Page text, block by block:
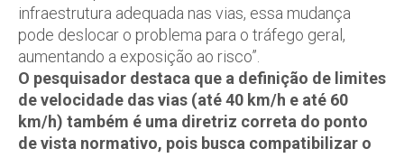
infraestrutura adequada nas vias, essa mudança
pode deslocar o problema para o tráfego geral,
aumentando a exposição ao risco”.
O pesquisador destaca que a definição de limites
de velocidade das vias (até 40 km/h e até 60
km/h) também é uma diretriz correta do ponto
de vista normativo, pois busca compatibilizar o